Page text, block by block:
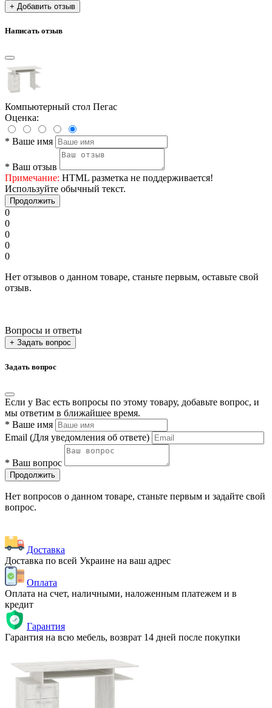
+ Добавить отзыв
Написать отзыв
Компьютерный стол Пегас
Оценка:
* Ваше имя
* Ваш отзыв
Примечание: HTML разметка не поддерживается!
Используйте обычный текст.
Продолжить
0
0
0
0
0
Нет отзывов о данном товаре, станьте первым, оставьте свой
отзыв.
Вопросы и ответы
+ Задать вопрос
Задать вопрос
Если у Вас есть вопросы по этому товару, добавьте вопрос, и
мы ответим в ближайшее время.
* Ваше имя
Email (Для уведомления об ответе)
* Ваш вопрос
Продолжить
Нет вопросов о данном товаре, станьте первым и задайте свой
вопрос.
Доставка
Доставка по всей Украине на ваш адрес
Оплата
Оплата на счет, наличными, наложенным платежем и в
кредит
Гарантия
Гарантия на всю мебель, возврат 14 дней после покупки